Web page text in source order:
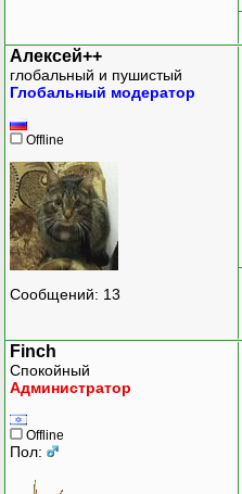
Алексей++
глобальный и пушистый
Глобальный модератор
Offline
Сообщений: 13
Finch
Спокойный
Администратор
Offline
Пол: